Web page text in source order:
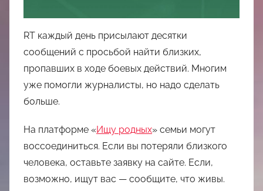
RT каждый день присылают десятки
сообщений с просьбой найти близких,
пропавших в ходе боевых действий. Многим
уже помогли журналисты, но надо сделать
больше.
На платформе «Ищу родных» семьи могут
воссоединиться. Если вы потеряли близкого
человека, оставьте заявку на сайте. Если,
возможно, ищут вас — сообщите, что живы.